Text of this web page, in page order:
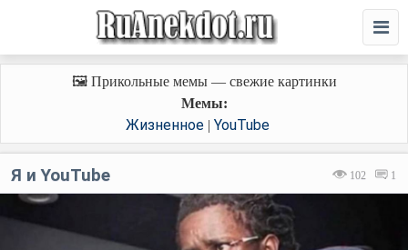
🖼️ Прикольные мемы — свежие картинки
Мемы:
Жизненное| YouTube
102 1
Я и YouTube